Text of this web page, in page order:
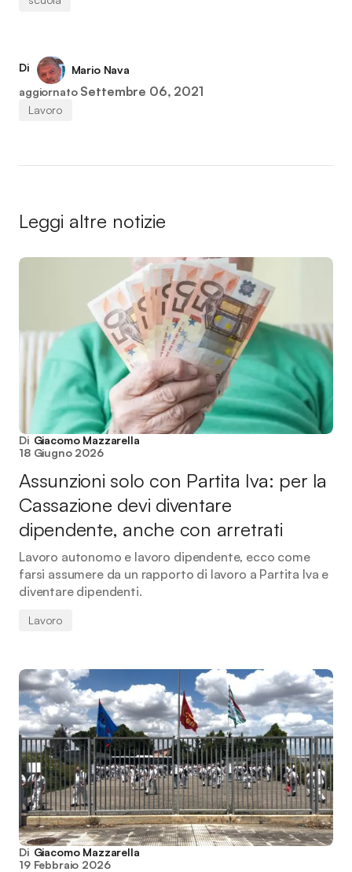
Di
Mario Nava
aggiornato Settembre 06, 2021
Lavoro
Leggi altre notizie
Di Giacomo Mazzarella
18 Giugno 2026
Assunzioni solo con Partita Iva: per la
Cassazione devi diventare
dipendente, anche con arretrati
Lavoro autonomo e lavoro dipendente, ecco come
farsi assumere da un rapporto di lavoro a Partita Iva e
diventare dipendenti.
Lavoro
Di Giacomo Mazzarella
19 Febbraio 2026